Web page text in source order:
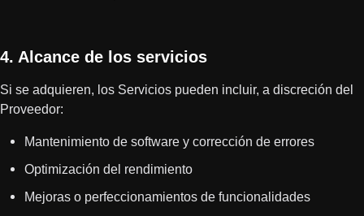
4. Alcance de los servicios
Si se adquieren, los Servicios pueden incluir, a discreción del
Proveedor:
Mantenimiento de software y corrección de errores
Optimización del rendimiento
Mejoras o perfeccionamientos de funcionalidades